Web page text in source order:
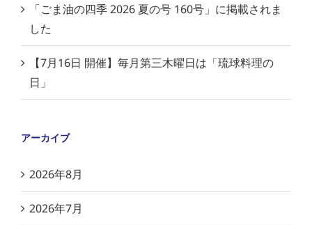
「ごま油の四季 2026 夏の号 160号」に掲載されま
した
【7月16日 開催】毎月第三木曜日は「琉球料理の
日」
アーカイブ
2026年8月
2026年7月